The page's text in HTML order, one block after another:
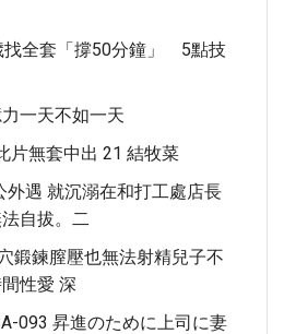
找全套「撐50分鐘」 5點技
一天不如一天
片無套中出 21 結牧菜
外遇 就沉溺在和打工處店長
自拔。二
鍛鍊膣壓也無法射精兒子不
性愛 深
093 昇進のために上司に妻